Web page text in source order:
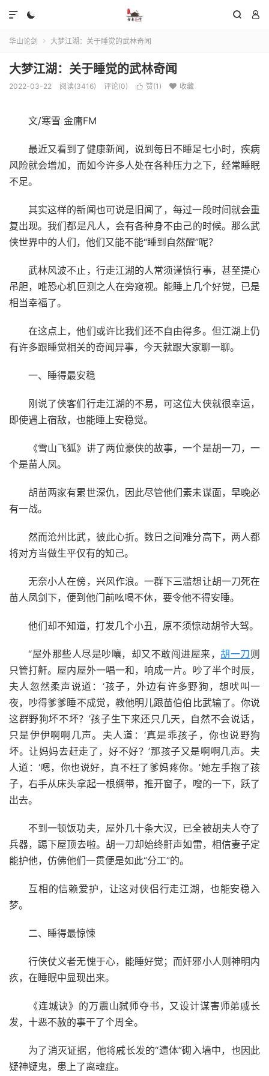
  

华山论剑  大梦江湖：关于睡觉的武林奇闻
大梦江湖：关于睡觉的武林奇闻
2022-03-22 阅读(3416) 评论(0)  赞(1 )  收藏
文/寒雪 金庸FM
最近又看到了健康新闻，说到每日不睡足七小时，疾病
风险就会增加，而如今许多人处在各种压力之下，经常睡眠
不足。
其实这样的新闻也可说是旧闻了，每过一段时间就会重
复出现。我们都是凡人，会有各种身不由己的时候。那么武
侠世界中的人们，他们又能不能“睡到自然醒”呢？
武林风波不止，行走江湖的人常须谨慎行事，甚至提心
吊胆，唯恐心机叵测之人在旁窥视。能睡上几个好觉，已是
相当幸福了。
在这点上，他们或许比我们还不自由得多。但江湖上仍
有许多跟睡觉相关的奇闻异事，今天就跟大家聊一聊。
一、睡得最安稳
刚说了侠客们行走江湖的不易，可这位大侠就很幸运，
即使遇上宿敌，也能睡上安稳觉。
《雪山飞狐》讲了两位豪侠的故事，一个是胡一刀，一
个是苗人凤。
胡苗两家有累世深仇，因此尽管他们素未谋面，早晚必
有一战。
然而沧州比武，彼此心折。数日之间难分高下，两人都
将对方当做生平仅有的知己。
无奈小人在傍，兴风作浪。一群下三滥想让胡一刀死在
苗人凤剑下，便到他门前吆喝不休，要令他不得安睡。
他们却不知道，打发几个小丑，原不须惊动胡爷大驾。
“屋外那些人尽是吵嚷，却又不敢闯进屋来，胡一刀则
只管打鼾。屋内屋外一唱一和，响成一片。吵了半个时辰，
夫人忽然柔声说道：‘孩子，外边有许多野狗，想吠叫一
夜，吵得爹爹睡不成觉，教他明儿跟苗伯伯比武输了。你说
这群野狗坏不坏？’孩子生下来还只几天，自然不会说话，
只是伊伊啊啊几声。夫人道：‘真是乖孩子，你也说野狗
坏。让妈妈去赶走了，好不好？’那孩子又是啊啊几声。夫
人道：‘嗯，你也说好，真不枉了爹妈疼你。’她左手抱了孩
子，右手从床头拿起一根绸带，推开窗子，嗖的一下，跃了
出去。
不到一顿饭功夫，屋外几十条大汉，已全被胡夫人夺了
兵器，踢下屋顶去啦。胡一刀却始终鼾声如雷，相信妻子定
能护他，仿佛他们一贯便是如此“分工”的。
互相的信赖爱护，让这对侠侣行走江湖，也能安稳入
梦。
二、睡得最惊悚
行侠仗义者无愧于心，能睡好觉；而奸邪小人则神明内
疚，在睡眠中显现出来。
《连城诀》的万震山弑师夺书，又设计谋害师弟戚长
发，十恶不赦的事干了个周全。
为了消灭证据，他将戚长发的“遗体”砌入墙中，也因此
疑神疑鬼，患上了离魂症。